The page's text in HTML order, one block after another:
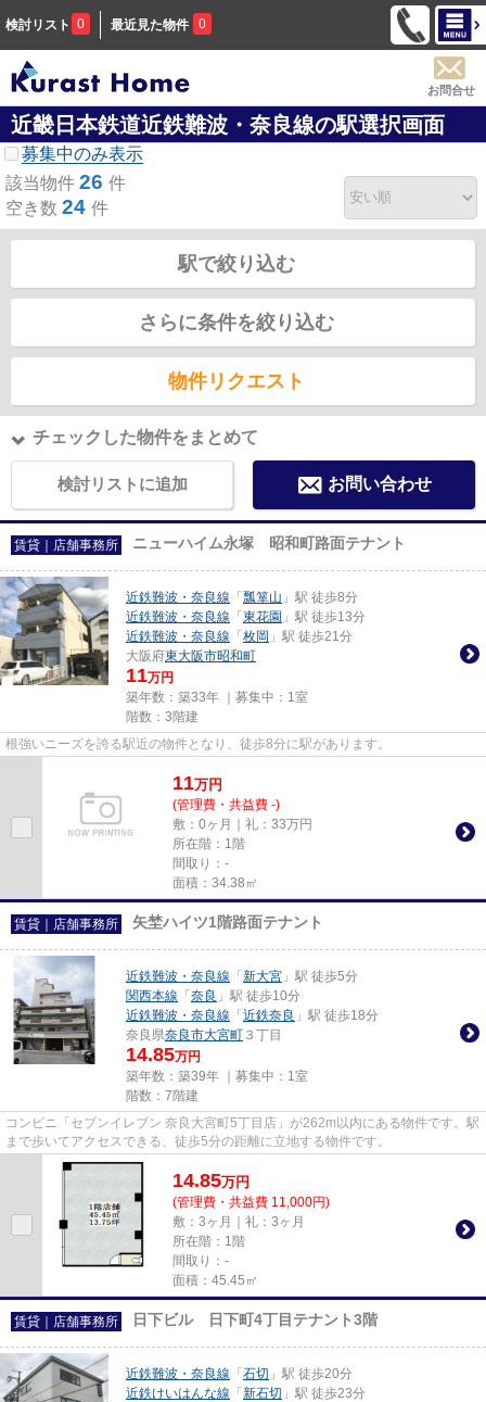
検討リスト 0 最近見た物件 0
お問合せ
近畿日本鉄道近鉄難波・奈良線の駅選択画面
募集中のみ表示
該当物件 26 件
空き数 24 件
駅で絞り込む
さらに条件を絞り込む
物件リクエスト
チェックした物件をまとめて
検討リストに追加 お問い合わせ
賃貸｜店舗事務所 ニューハイム永塚 昭和町路面テナント
近鉄難波・奈良線 「 瓢箪山 」駅 徒歩8分
近鉄難波・奈良線 「 東花園 」駅 徒歩13分
近鉄難波・奈良線 「 枚岡 」駅 徒歩21分
大阪府東大阪市昭和町
11万円
築年数：築33年 ｜募集中： 1室
階数：3階建
根強いニーズを誇る駅近の物件となり、徒歩8分に駅があります。
11万円
(管理費・共益費 -)
敷：0ヶ月｜礼：33万円
所在階：1階
間取り：-
面積：34.38㎡
賃貸｜店舗事務所 矢埜ハイツ1階路面テナント
近鉄難波・奈良線 「 新大宮 」駅 徒歩5分
関西本線 「 奈良 」駅 徒歩10分
近鉄難波・奈良線 「 近鉄奈良 」駅 徒歩18分
奈良県奈良市大宮町 ３丁目
14.85万円
築年数：築39年 ｜募集中： 1室
階数：7階建
コンビニ「セブンイレブン 奈良大宮町5丁目店」が262m以内にある物件です。駅
まで歩いてアクセスできる、徒歩5分の距離に立地する物件です。
14.85万円
(管理費・共益費 11,000円)
敷：3ヶ月｜礼：3ヶ月
所在階：1階
間取り：-
面積：45.45㎡
賃貸｜店舗事務所 日下ビル 日下町4丁目テナント3階
近鉄難波・奈良線 「 石切 」駅 徒歩20分
近鉄けいはんな線 「 新石切 」駅 徒歩23分